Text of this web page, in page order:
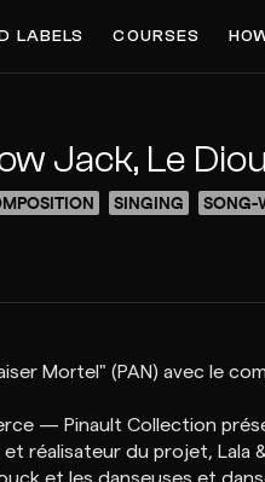
LABELS COURSES
Jack, Le
SINGING SONG-
Mortel" (PAN) avec le
— Pinault Collection
réalisateur du projet, Lala